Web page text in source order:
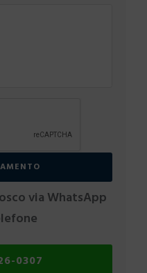
via WhatsApp
0307